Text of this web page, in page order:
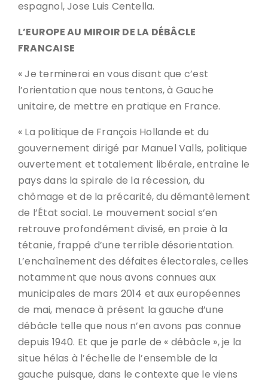
espagnol, Jose Luis Centella.
L’EUROPE AU MIROIR DE LA DÉBÂCLE
FRANCAISE
« Je terminerai en vous disant que c’est
l’orientation que nous tentons, à Gauche
unitaire, de mettre en pratique en France.
« La politique de François Hollande et du
gouvernement dirigé par Manuel Valls, politique
ouvertement et totalement libérale, entraîne le
pays dans la spirale de la récession, du
chômage et de la précarité, du démantèlement
de l’État social. Le mouvement social s’en
retrouve profondément divisé, en proie à la
tétanie, frappé d’une terrible désorientation.
L’enchaînement des défaites électorales, celles
notamment que nous avons connues aux
municipales de mars 2014 et aux européennes
de mai, menace à présent la gauche d’une
débâcle telle que nous n’en avons pas connue
depuis 1940. Et que je parle de « débâcle », je la
situe hélas à l’échelle de l’ensemble de la
gauche puisque, dans le contexte que le viens